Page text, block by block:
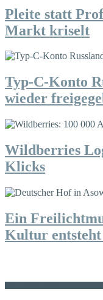
Pleite statt
Markt kriselt
Typ-C-Konto
wieder
Wildberries
Klicks
Ein
Kultur